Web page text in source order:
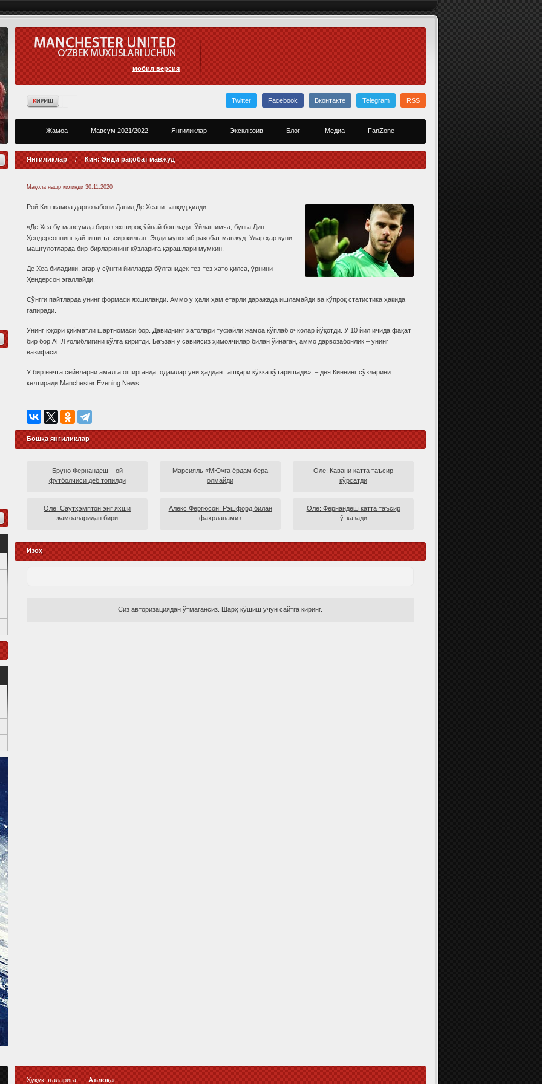
мобил версия
Twitter Facebook Вконтакте Telegram RSS
Жамоа Мавсум 2021/2022 Янгиликлар Эксклюзив Блог Медиа FanZone
Янгиликлар / Кин: Энди рақобат мавжуд
Мақола нашр қилинди 30.11.2020
Рой Кин жамоа дарвозабони Давид Де Хеани танқид қилди.
«Де Хеа бу мавсумда бироз яхшироқ ўйнай бошлади. Ўйлашимча, бунга Дин
Ҳендерсоннинг қайтиши таъсир қилган. Энди муносиб рақобат мавжуд. Улар ҳар куни
машғулотларда бир-бирларининг кўзларига қарашлари мумкин.
Де Хеа биладики, агар у сўнгги йилларда бўлганидек тез-тез хато қилса, ўрнини
Ҳендерсон эгаллайди.
Сўнгги пайтларда унинг формаси яхшиланди. Аммо у ҳали ҳам етарли даражада ишламайди ва кўпроқ статистика ҳақида
гапиради.
Унинг юқори қийматли шартномаси бор. Давиднинг хатолари туфайли жамоа кўплаб очколар йўқотди. У 10 йил ичида фақат
бир бор АПЛ ғолиблигини қўлга киритди. Баъзан у савиясиз ҳимоячилар билан ўйнаган, аммо дарвозабонлик – унинг
вазифаси.
У бир нечта сейвларни амалга оширганда, одамлар уни ҳаддан ташқари кўкка кўтаришади», – дея Киннинг сўзларини
келтиради Manchester Evening News.
Бошқа янгиликлар
Бруно Фернандеш – ой
футболчиси деб топилди
Марсияль «МЮ»га ёрдам бера
олмайди
Оле: Кавани катта таъсир
кўрсатди
Оле: Саутҳэмптон энг яхши
жамоаларидан бири
Алекс Фергюсон: Рэшфорд билан
фахрланамиз
Оле: Фернандеш катта таъсир
ўтказади
Изоҳ
Сиз авторизациядан ўтмагансиз. Шарҳ қўшиш учун сайтга киринг.
Ҳуқуқ эгаларига Аълоқа